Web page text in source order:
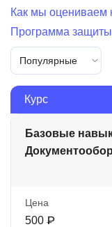
Как мы оцениваем
Программа защиты
Популярные
Курс
Базовые
Цена
500 ₽
Дизайн
Аналитика
Менеджмент
Иностранные
Soft Skills
ДПО
Акции и